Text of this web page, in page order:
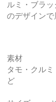
ルミ・ブラ
のデザインで
素材
タモ・クル
ど